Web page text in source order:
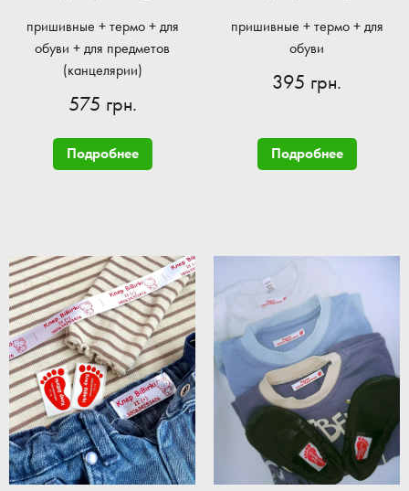
пришивные + термо + для
обуви + для предметов
(канцелярии)
575 грн.
Подробнее
пришивные + термо + для
обуви
395 грн.
Подробнее